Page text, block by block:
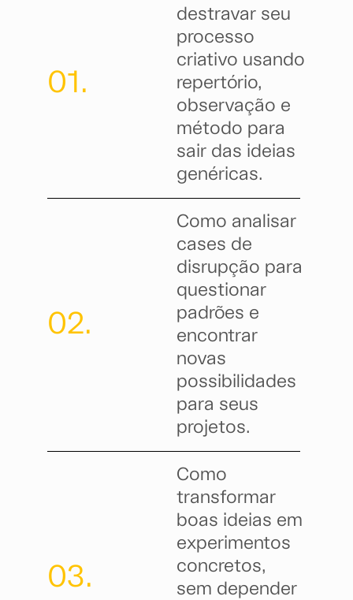
01.
destravar seu
processo
criativo usando
repertório,
observação e
método para
sair das ideias
genéricas.
02.
Como analisar
cases de
disrupção para
questionar
padrões e
encontrar
novas
possibilidades
para seus
projetos.
03.
Como
transformar
boas ideias em
experimentos
concretos,
sem depender